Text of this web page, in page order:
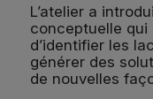
L’atelier a
conceptuelle qui
d’identifier les
générer des
de nouvelles